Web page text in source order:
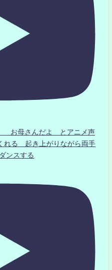
お母さんだよ とアニメ声
れる 起き上がりながら両手
ンスする